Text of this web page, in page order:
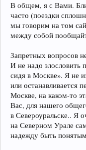
В общем, я с Вами.
часто (поездки
мы говорим на том
между собой
Запретных вопросов
И не надо злословить
сидя в Москве». Я не
или останавливается
Москве, на каком-то
Вас, для нашего
в Североуральске.. Я
на Северном Урале
надежду быть